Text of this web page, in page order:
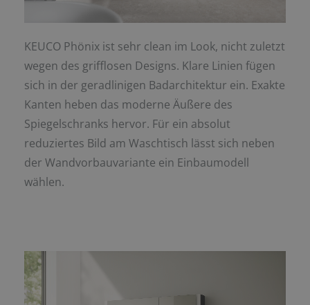
KEUCO Phönix ist sehr clean im Look, nicht zuletzt
wegen des grifflosen Designs. Klare Linien fügen
sich in der geradlinigen Badarchitektur ein. Exakte
Kanten heben das moderne Äußere des
Spiegelschranks hervor. Für ein absolut
reduziertes Bild am Waschtisch lässt sich neben
der Wandvorbauvariante ein Einbaumodell
wählen.